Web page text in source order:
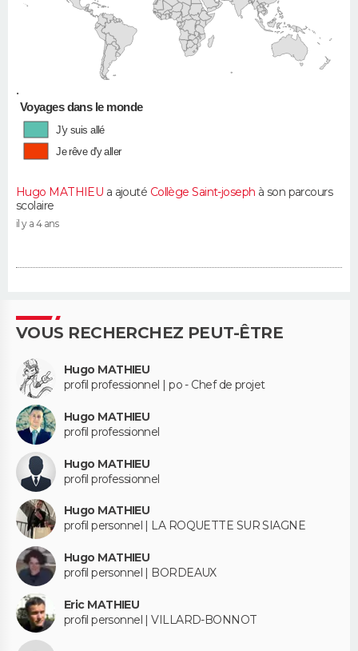
•
Voyages dans le monde
J'y suis allé
Je rêve d'y aller
Hugo MATHIEU a ajouté Collège Saint-joseph à son parcours
scolaire
il y a 4 ans
VOUS RECHERCHEZ PEUT-ÊTRE
Hugo MATHIEU
profil professionnel | po - Chef de projet
Hugo MATHIEU
profil professionnel
Hugo MATHIEU
profil professionnel
Hugo MATHIEU
profil personnel | LA ROQUETTE SUR SIAGNE
Hugo MATHIEU
profil personnel | BORDEAUX
Eric MATHIEU
profil personnel | VILLARD-BONNOT